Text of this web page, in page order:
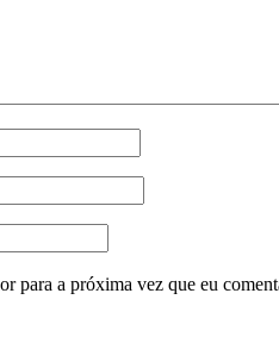
para a próxima vez que eu